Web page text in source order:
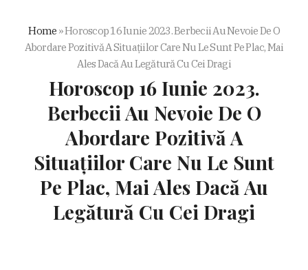
Home »Horoscop 16 Iunie 2023. Berbecii Au Nevoie De O
Abordare Pozitivă A Situațiilor Care Nu Le Sunt Pe Plac, Mai
Ales Dacă Au Legătură Cu Cei Dragi
Horoscop 16 Iunie 2023.
Berbecii Au Nevoie De O
Abordare Pozitivă A
Situațiilor Care Nu Le Sunt
Pe Plac, Mai Ales Dacă Au
Legătură Cu Cei Dragi